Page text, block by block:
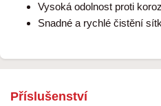
Vysoká odolnost proti
Snadné a rychlé čistění
Příslušenství